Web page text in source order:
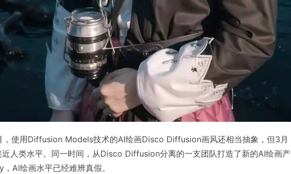
使用Diffusion Models技术的AI绘画Disco Diffusion画风还相当抽象，但3月
人类水平。同一时间，从Disco Diffusion分离的一支团队打造了新的AI绘画产
AI绘画水平已经难辨真假。